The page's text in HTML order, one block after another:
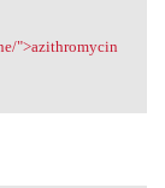
">azithromycin